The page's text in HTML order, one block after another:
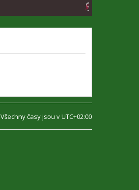
H
Všechny časy jsou vUTC+02:00